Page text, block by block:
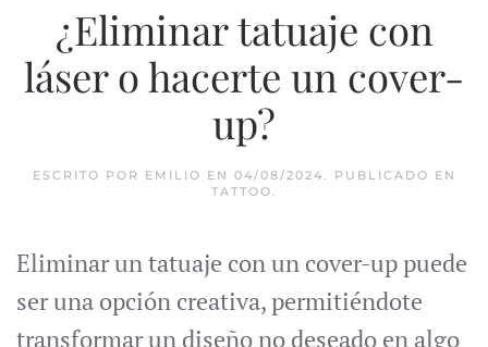
¿Eliminar tatuaje con
láser o hacerte un cover-
up?
ESCRITO POR EMILIO EN 04/08/2024
. PUBLICADO EN
TATTOO
Eliminar un tatuaje con un cover-up puede
ser una opción creativa, permitiéndote
transformar un diseño no deseado en algo